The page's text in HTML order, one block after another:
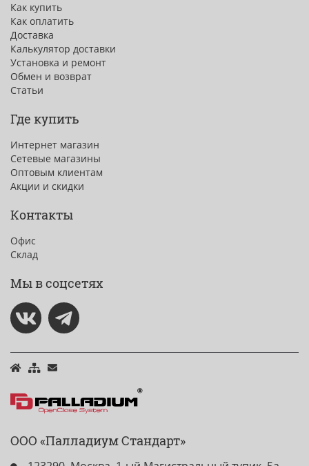
Как купить
Как оплатить
Доставка
Калькулятор доставки
Установка и ремонт
Обмен и возврат
Статьи
Где купить
Интернет магазин
Сетевые магазины
Оптовым клиентам
Акции и скидки
Контакты
Офис
Склад
Мы в соцсетях
ООО «Палладиум Стандарт»